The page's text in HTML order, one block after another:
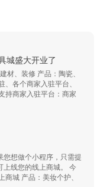
城盛大开业了
材、装修 产品：陶瓷、
、各个商家入驻平台、
持商家入驻平台：商家
您想做个小程序，只需提
上线您的线上商城。 今
商城 产品：美妆个护、